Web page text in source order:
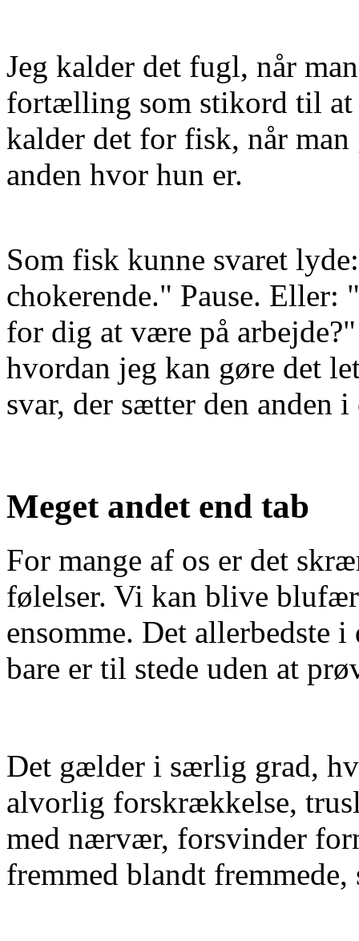
Jeg kalder det fugl, når
fortælling som stikord til at
kalder det for fisk, når
anden hvor hun er.
Som fisk kunne svaret
chokerende." Pause.
for dig at være på
hvordan jeg kan gøre det
svar, der sætter den anden
Meget andet end tab
For mange af os er det
følelser. Vi kan blive
ensomme. Det allerbedste
bare er til stede uden at
Det gælder i særlig grad,
alvorlig forskrækkelse,
med nærvær, forsvinder
fremmed blandt